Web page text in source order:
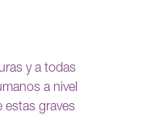
y a todas
a nivel
estas graves